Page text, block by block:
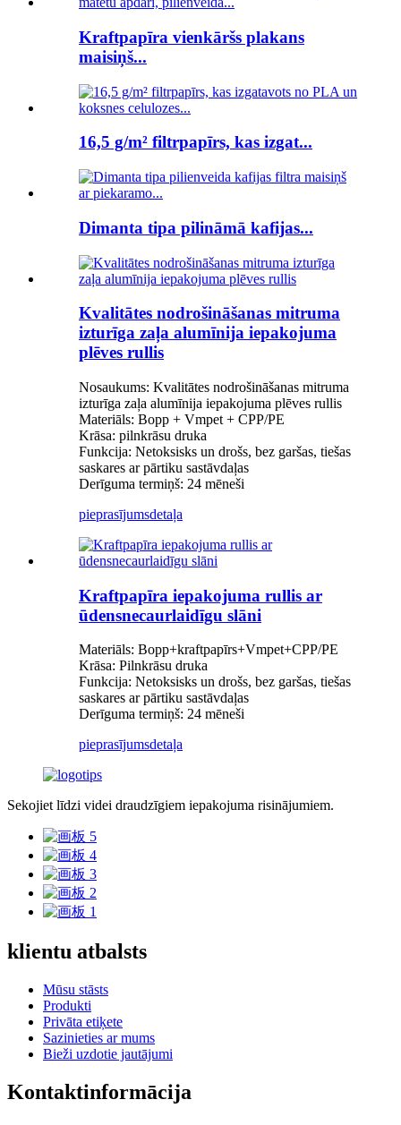
Kraftpapīra vienkāršs plakans
maisiņš...
16,5 g/m² filtrpapīrs, kas izgat...
Dimanta tipa pilināmā kafijas...
Kvalitātes nodrošināšanas mitruma
izturīga zaļa alumīnija iepakojuma
plēves rullis
Nosaukums: Kvalitātes nodrošināšanas mitruma
izturīga zaļa alumīnija iepakojuma plēves rullis
Materiāls: Bopp + Vmpet + CPP/PE
Krāsa: pilnkrāsu druka
Funkcija: Netoksisks un drošs, bez garšas, tiešas
saskares ar pārtiku sastāvdaļas
Derīguma termiņš: 24 mēneši
pieprasījumsdetaļa
Kraftpapīra iepakojuma rullis ar
ūdensnecaurlaidīgu slāni
Materiāls: Bopp+kraftpapīrs+Vmpet+CPP/PE
Krāsa: Pilnkrāsu druka
Funkcija: Netoksisks un drošs, bez garšas, tiešas
saskares ar pārtiku sastāvdaļas
Derīguma termiņš: 24 mēneši
pieprasījumsdetaļa
Sekojiet līdzi videi draudzīgiem iepakojuma risinājumiem.
klientu atbalsts
Mūsu stāsts
Produkti
Privāta etiķete
Sazinieties ar mums
Bieži uzdotie jautājumi
Kontaktinformācija